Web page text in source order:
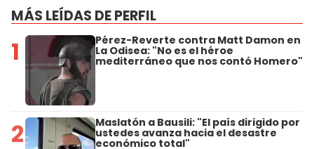
MÁS LEÍDAS DE PERFIL
1 Pérez-Reverte contra Matt Damon en
La Odisea: "No es el héroe
mediterráneo que nos contó Homero"
2 Maslatón a Bausili: "El país dirigido por
ustedes avanza hacia el desastre
económico total"